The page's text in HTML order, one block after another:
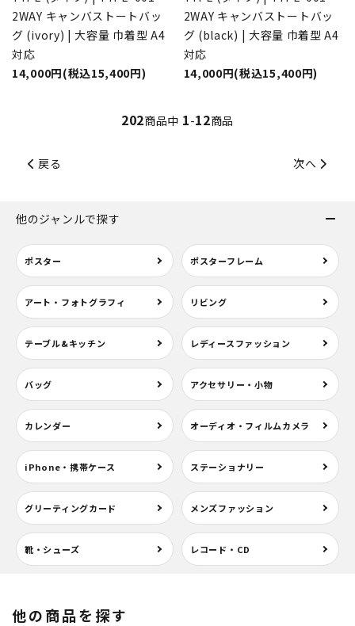
2WAY キャンバストートバッ
グ (ivory) | 大容量 巾着型 A4
対応
14,000円(税込15,400円)
2WAY キャンバストートバッ
グ (black) | 大容量 巾着型 A4
対応
14,000円(税込15,400円)
202商品中 1-12商品
戻る 次へ
他のジャンルで探す
ポスター ポスターフレーム
アート・フォトグラフィ リビング
テーブル&キッチン レディースファッション
バッグ アクセサリー・小物
カレンダー オーディオ・フィルムカメラ
iPhone・携帯ケース ステーショナリー
グリーティングカード メンズファッション
靴・シューズ レコード・CD
他の商品を探す